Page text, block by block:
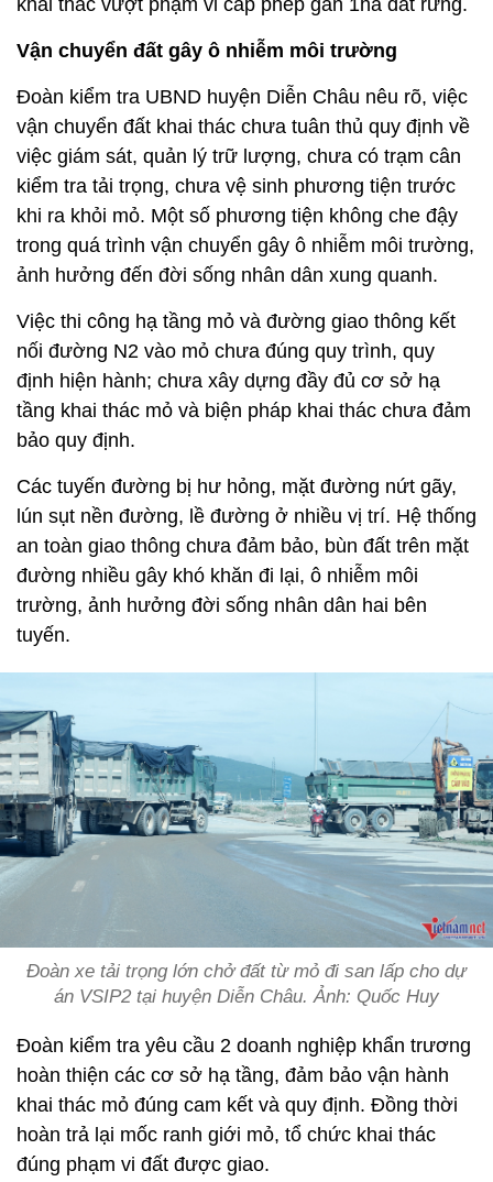
khai thác vượt phạm vi cấp phép gần 1ha đất rừng.
Vận chuyển đất gây ô nhiễm môi trường
Đoàn kiểm tra UBND huyện Diễn Châu nêu rõ, việc
vận chuyển đất khai thác chưa tuân thủ quy định về
việc giám sát, quản lý trữ lượng, chưa có trạm cân
kiểm tra tải trọng, chưa vệ sinh phương tiện trước
khi ra khỏi mỏ. Một số phương tiện không che đậy
trong quá trình vận chuyển gây ô nhiễm môi trường,
ảnh hưởng đến đời sống nhân dân xung quanh.
Việc thi công hạ tầng mỏ và đường giao thông kết
nối đường N2 vào mỏ chưa đúng quy trình, quy
định hiện hành; chưa xây dựng đầy đủ cơ sở hạ
tầng khai thác mỏ và biện pháp khai thác chưa đảm
bảo quy định.
Các tuyến đường bị hư hỏng, mặt đường nứt gãy,
lún sụt nền đường, lề đường ở nhiều vị trí. Hệ thống
an toàn giao thông chưa đảm bảo, bùn đất trên mặt
đường nhiều gây khó khăn đi lại, ô nhiễm môi
trường, ảnh hưởng đời sống nhân dân hai bên
tuyến.
Đoàn xe tải trọng lớn chở đất từ mỏ đi san lấp cho dự
án VSIP2 tại huyện Diễn Châu. Ảnh: Quốc Huy
Đoàn kiểm tra yêu cầu 2 doanh nghiệp khẩn trương
hoàn thiện các cơ sở hạ tầng, đảm bảo vận hành
khai thác mỏ đúng cam kết và quy định. Đồng thời
hoàn trả lại mốc ranh giới mỏ, tổ chức khai thác
đúng phạm vi đất được giao.